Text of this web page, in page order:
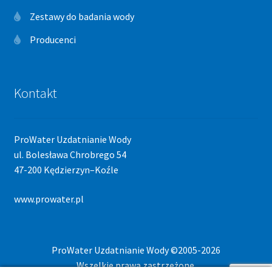
Zestawy do badania wody
Producenci
Kontakt
ProWater Uzdatnianie Wody
ul. Bolesława Chrobrego 54
47-200 Kędzierzyn–Koźle
www.prowater.pl
ProWater Uzdatnianie Wody ©2005-2026
Wszelkie prawa zastrzeżone.